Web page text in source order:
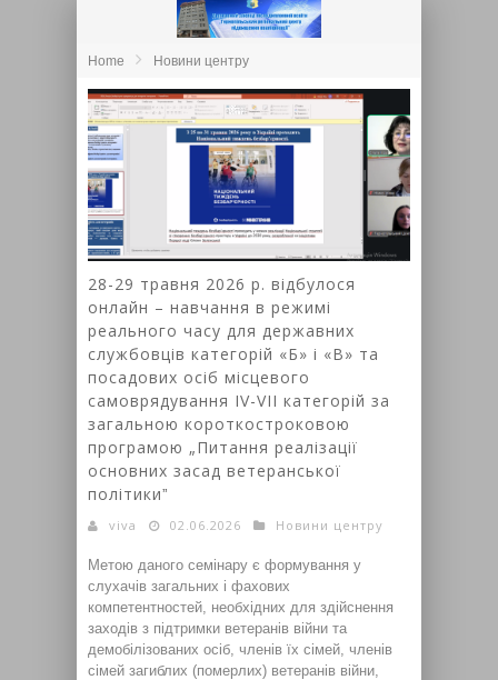
Home Новини центру
28-29 травня 2026 р. відбулося
онлайн – навчання в режимі
реального часу для державних
службовців категорій «Б» і «В» та
посадових осіб місцевого
самоврядування ІV-VII категорій за
загальною короткостроковою
програмою „Питання реалізації
основних засад ветеранської
політикиˮ
viva 02.06.2026 Новини центру
Метою даного семінару є формування у
слухачів загальних і фахових
компетентностей, необхідних для здійснення
заходів з підтримки ветеранів війни та
демобілізованих осіб, членів їх сімей, членів
сімей загиблих (померлих) ветеранів війни,